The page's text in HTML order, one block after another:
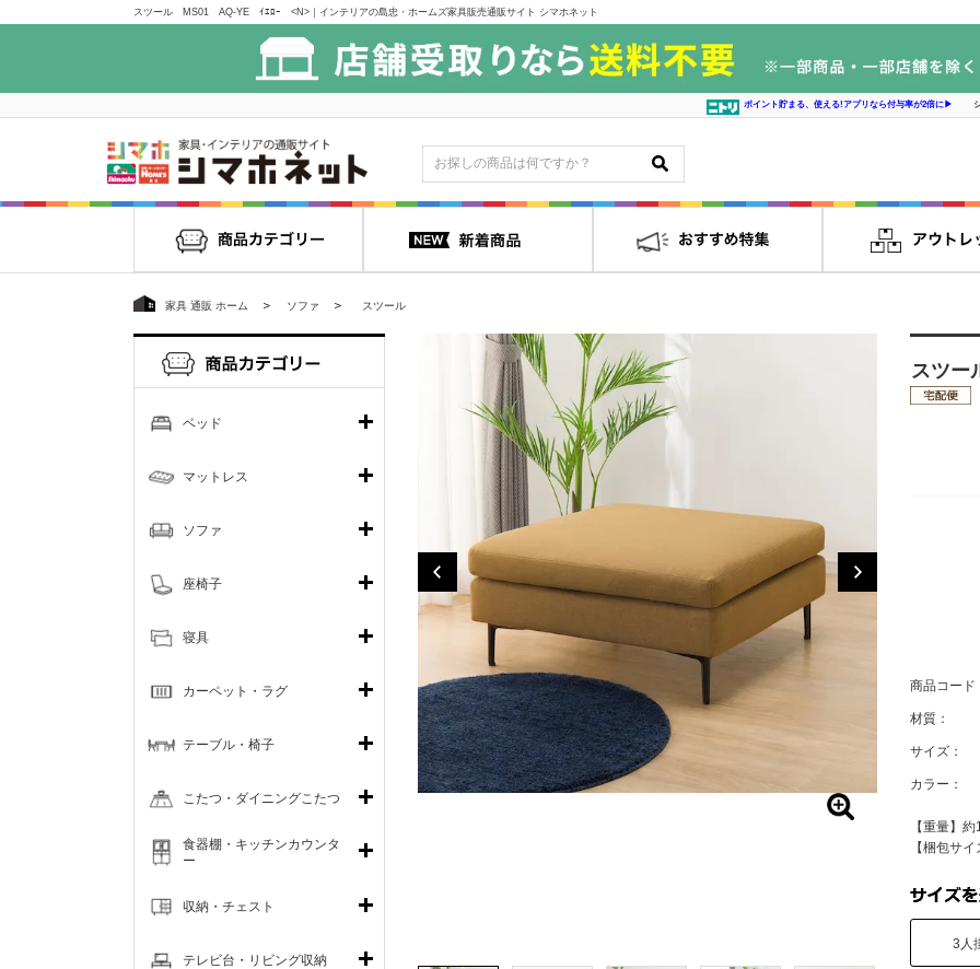
スツール MS01 AQ-YE ｲｴﾛｰ <N>｜インテリアの島忠・ホームズ家具販売通販サイト シマホネット
ポイント貯まる、使える!アプリなら付与率が2倍に▶
家具 通販 ホーム ソファ スツール
スツ
商品コード
材質：
サイズ：
カラー：
【重量】
【梱包サ
3人
ベッド
マットレス
ソファ
寝具
座椅子
カーペット・ラグ
テーブル・椅子
こたつ・ダイニングこたつ
食器棚・キッチンカウンタ
ー
収納・チェスト
テレビ台・リビング収納